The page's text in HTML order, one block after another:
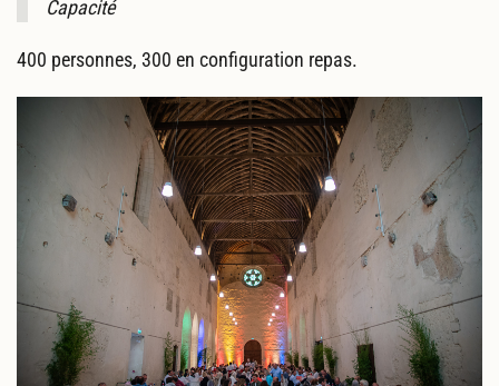
Capacité
400 personnes, 300 en configuration repas.